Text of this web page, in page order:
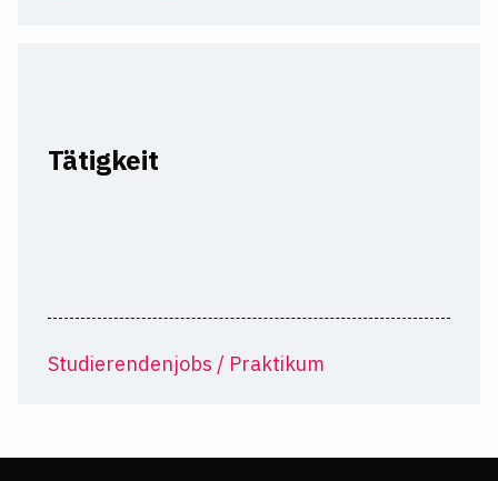
Tätigkeit
Studierendenjobs / Praktikum